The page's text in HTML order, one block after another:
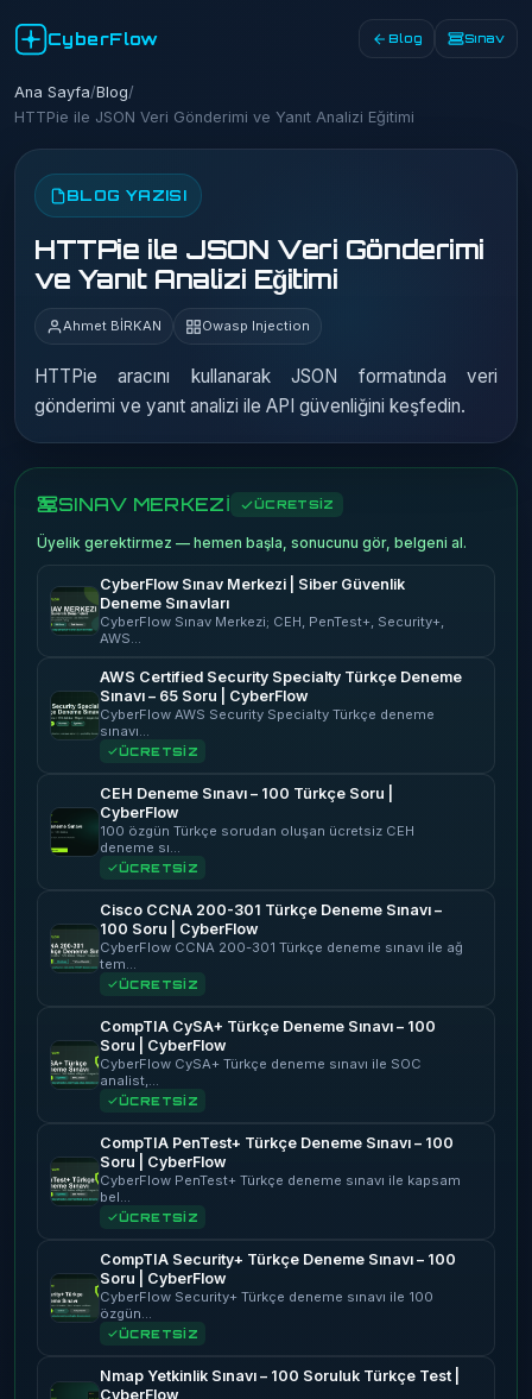
CyberFlow Blog Sınav
Ana Sayfa/Blog/
HTTPie ile JSON Veri Gönderimi ve Yanıt Analizi Eğitimi
BLOG YAZISI
HTTPie ile JSON Veri Gönderimi
ve Yanıt Analizi Eğitimi
Ahmet BİRKAN Owasp Injection
HTTPie aracını kullanarak JSON formatında veri
gönderimi ve yanıt analizi ile API güvenliğini keşfedin.
SINAV MERKEZİ ÜCRETSİZ
Üyelik gerektirmez — hemen başla, sonucunu gör, belgeni al.
CyberFlow Sınav Merkezi | Siber Güvenlik
Deneme Sınavları
CyberFlow Sınav Merkezi; CEH, PenTest+, Security+,
AWS…
AWS Certified Security Specialty Türkçe Deneme
Sınavı – 65 Soru | CyberFlow
CyberFlow AWS Security Specialty Türkçe deneme
sınavı…
ÜCRETSİZ
CEH Deneme Sınavı – 100 Türkçe Soru |
CyberFlow
100 özgün Türkçe sorudan oluşan ücretsiz CEH
deneme sı…
ÜCRETSİZ
Cisco CCNA 200-301 Türkçe Deneme Sınavı –
100 Soru | CyberFlow
CyberFlow CCNA 200-301 Türkçe deneme sınavı ile ağ
tem…
ÜCRETSİZ
CompTIA CySA+ Türkçe Deneme Sınavı – 100
Soru | CyberFlow
CyberFlow CySA+ Türkçe deneme sınavı ile SOC
analist,…
ÜCRETSİZ
CompTIA PenTest+ Türkçe Deneme Sınavı – 100
Soru | CyberFlow
CyberFlow PenTest+ Türkçe deneme sınavı ile kapsam
bel…
ÜCRETSİZ
CompTIA Security+ Türkçe Deneme Sınavı – 100
Soru | CyberFlow
CyberFlow Security+ Türkçe deneme sınavı ile 100
özgün…
ÜCRETSİZ
Nmap Yetkinlik Sınavı – 100 Soruluk Türkçe Test |
CyberFlow